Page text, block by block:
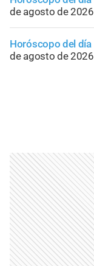
de agosto de 2026
Horóscopo del día
de agosto de 2026